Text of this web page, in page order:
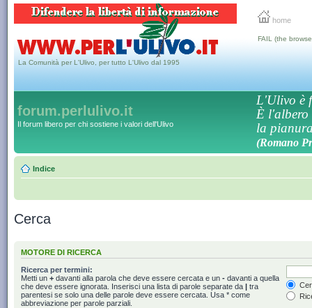
home
La Comunità per L'Ulivo, per tutto L'Ulivo dal 1995
FAIL (the
forum.perlulivo.it
Il forum libero per chi sostiene i valori dell'Ulivo
L'Ulivo è
È l'albero
la
(Romano
Indice
Cerca
MOTORE DI RICERCA
Ricerca per termini:
Metti un + davanti alla parola che deve essere cercata e un - davanti a quella
che deve essere ignorata. Inserisci una lista di parole separate da | tra
parentesi se solo una delle parole deve essere cercata. Usa * come
abbreviazione per parole parziali.